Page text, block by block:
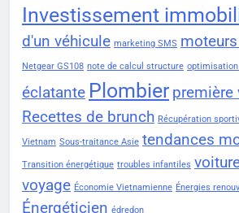
Investissement
d'un véhicule marketing SMS
Netgear GS108 note de calcul structure
éclatante Plombier première
Recettes de brunch Récupération
Vietnam Sous-traitance Asie tendances
Transition énergétique troubles infantiles
voyage Économie Vietnamienne Énergies
Énergéticien édredon